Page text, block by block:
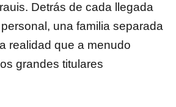
Detrás de cada llegada
una familia separada
realidad que a menudo
grandes titulares